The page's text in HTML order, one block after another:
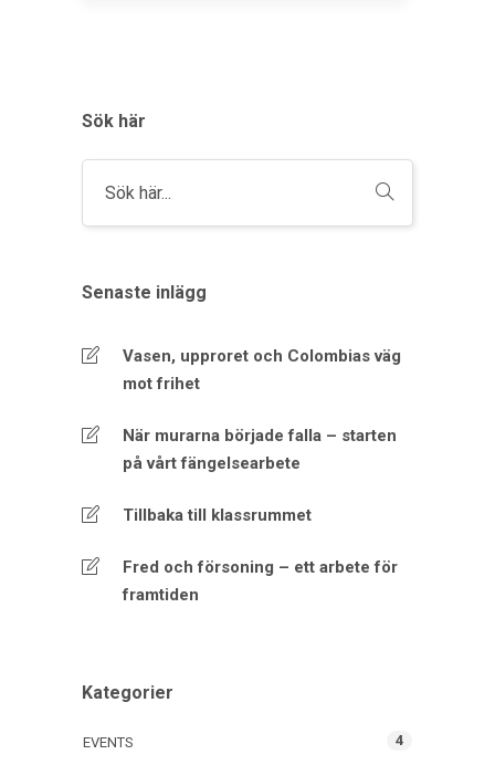
Sök här
Senaste inlägg
Vasen, upproret och Colombias väg
mot frihet
När murarna började falla – starten
på vårt fängelsearbete
Tillbaka till klassrummet
Fred och försoning – ett arbete för
framtiden
Kategorier
EVENTS 4